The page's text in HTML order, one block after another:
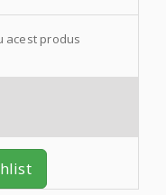
acest produs